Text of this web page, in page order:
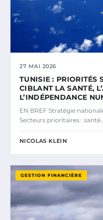
27 MAI 2026
TUNISIE : PRIORITÉS
CIBLANT LA SANTÉ,
L’INDÉPENDANCE
EN BREF Stratégie
Secteurs prioritaires :
NICOLAS KLEIN
GESTION FINANCIÈRE